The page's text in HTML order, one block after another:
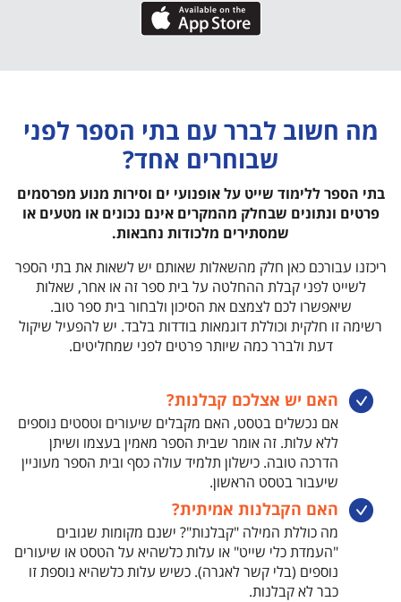
מה חשוב לברר עם בתי הספר לפני
שבוחרים אחד?
בתי הספר ללימוד שייט על אופנועי ים וסירות מנוע מפרסמים
פרטים ונתונים שבחלק מהמקרים אינם נכונים או מטעים או
שמסתירים מלכודות נחבאות.
ריכזנו עבורכם כאן חלק מהשאלות שאותם יש לשאות את בתי הספר
לשייט לפני קבלת ההחלטה על בית ספר זה או אחר, שאלות
שיאפשרו לכם לצמצם את הסיכון ולבחור בית ספר טוב.
רשימה זו חלקית וכוללת דוגמאות בודדות בלבד. יש להפעיל שיקול
דעת ולברר כמה שיותר פרטים לפני שמחליטים.
האם יש אצלכם קבלנות?
אם נכשלים בטסט, האם מקבלים שיעורים וטסטים נוספים
ללא עלות. זה אומר שבית הספר מאמין בעצמו ושיתן
הדרכה טובה. כישלון תלמיד עולה כסף ובית הספר מעוניין
שיעבור בטסט הראשון.
האם הקבלנות אמיתית?
מה כוללת המילה "קבלנות"? ישנם מקומות שגובים
"העמדת כלי שייט" או עלות כלשהיא על הטסט או שיעורים
נוספים (בלי קשר לאגרה). כשיש עלות כלשהיא נוספת זו
כבר לא קבלנות.